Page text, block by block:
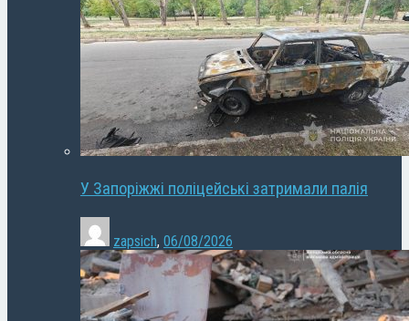
У Запоріжжі поліцейські затримали палія
zapsich, 06/08/2026